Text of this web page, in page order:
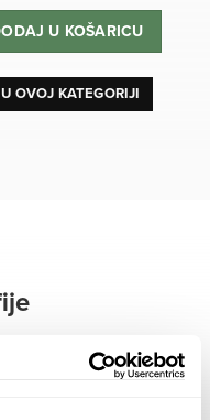
U KOŠARICU
OVOJ KATEGORIJI